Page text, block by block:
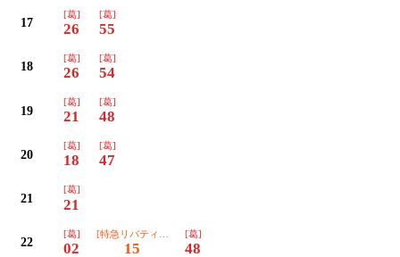
17
[葛]
26
[葛]
55
18
[葛]
26
[葛]
54
19
[葛]
21
[葛]
48
20
[葛]
18
[葛]
47
21
[葛]
21
22
[葛]
02
[特急リバティりょうもう]葛
15
[葛]
48